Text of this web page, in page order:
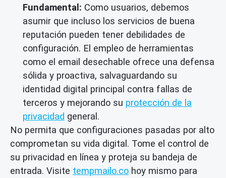
Fundamental: Como usuarios, debemos
asumir que incluso los servicios de buena
reputación pueden tener debilidades de
configuración. El empleo de herramientas
como el email desechable ofrece una defensa
sólida y proactiva, salvaguardando su
identidad digital principal contra fallas de
terceros y mejorando su protección de la
privacidad general.
No permita que configuraciones pasadas por alto
comprometan su vida digital. Tome el control de
su privacidad en línea y proteja su bandeja de
entrada. Visite tempmailo.co hoy mismo para